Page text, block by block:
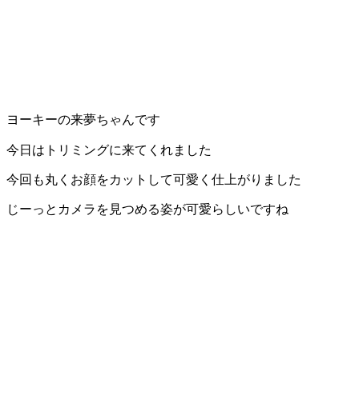
ヨーキーの来夢ちゃんです
今日はトリミングに来てくれました
今回も丸くお顔をカットして可愛く仕上がりました
じーっとカメラを見つめる姿が可愛らしいですね